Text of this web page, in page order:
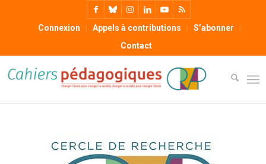
Connexion Appels à contributions
S’abonner
Contact